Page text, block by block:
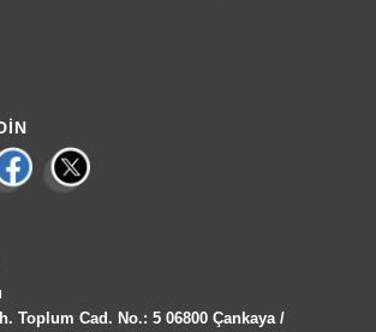
Toplum Cad. No.: 5 06800 Çankaya /